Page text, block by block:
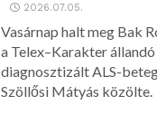
2026.07.05.
Vasárnap halt meg Bak
a Telex–Karakter
diagnosztizált ALS-
Szöllősi Mátyás közölte.